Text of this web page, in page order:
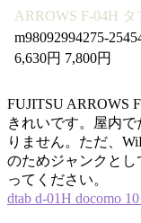
ARROWS F-04H
m98092994275-
6,630円 7,800円
FUJITSU ARROWS
きれいです。屋内
りません。ただ、
のためジャンクと
ってください。
dtab d-01H docomo